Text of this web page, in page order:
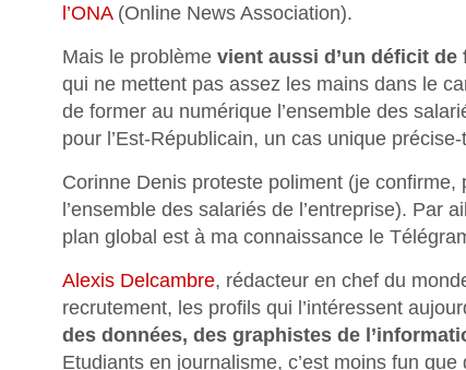
l’ONA(Online News Association).
Mais le problème vient aussi d’un déficit de
qui ne mettent pas assez les mains dans le
de former au numérique l’ensemble des
pour l’Est-Républicain, un cas unique précise-
Corinne Denis proteste poliment (je
l’ensemble des salariés de l’entreprise).
plan global est à ma connaissance le
Alexis Delcambre, rédacteur en chef du
recrutement, les profils qui l’intéressent
des données, des graphistes de
Etudiants en journalisme, c’est moins fun